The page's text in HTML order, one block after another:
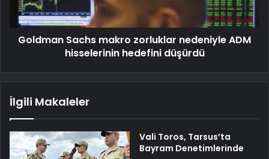
Goldman Sachs makro zorluklar nedeniyle ADM
hisselerinin hedefini düşürdü
İlgili Makaleler
Vali Toros, Tarsus’ta
Bayram Denetimlerinde